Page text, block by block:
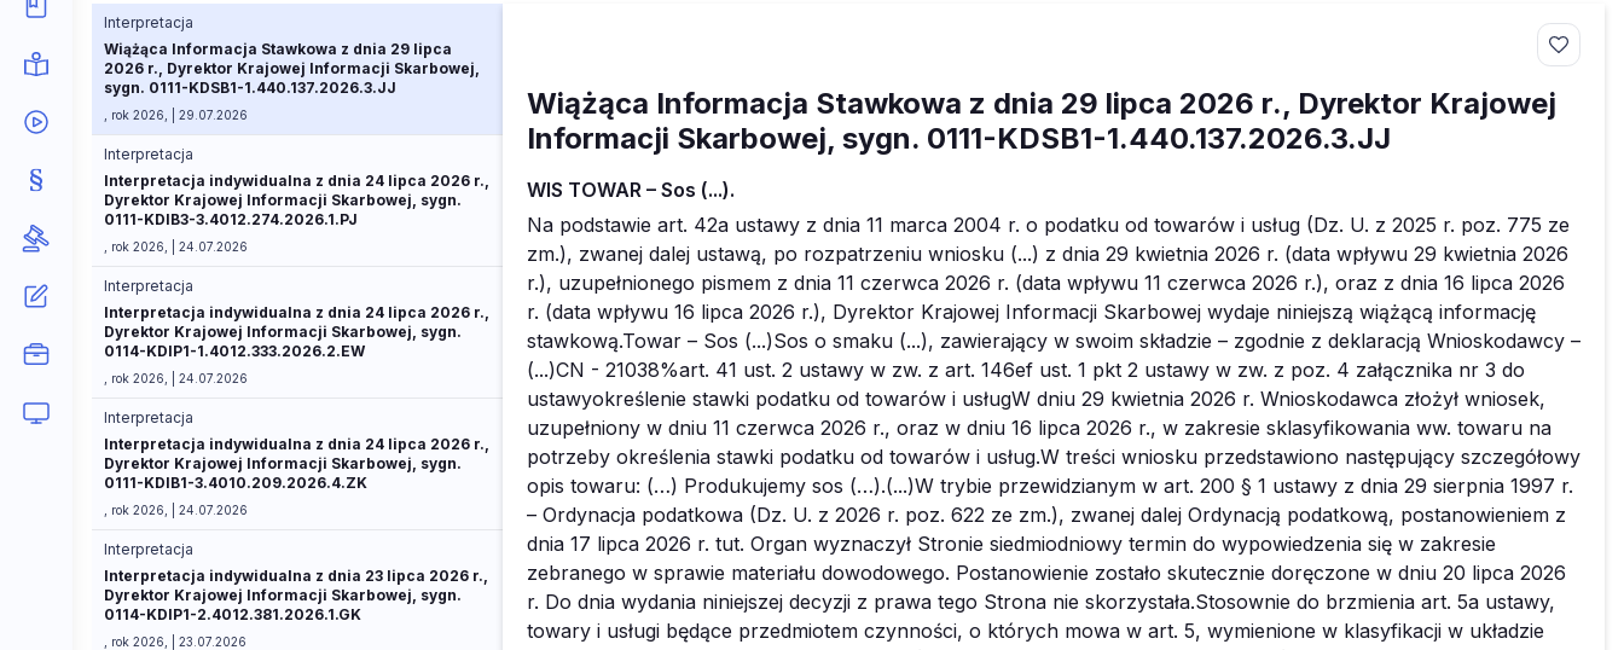
Interpretacja
Wiążąca Informacja Stawkowa z dnia 29 lipca
2026 r., Dyrektor Krajowej Informacji Skarbowej,
sygn. 0111-KDSB1-1.440.137.2026.3.JJ
, rok 2026, | 29.07.2026
Interpretacja
Interpretacja indywidualna z dnia 24 lipca 2026 r.,
Dyrektor Krajowej Informacji Skarbowej, sygn.
0111-KDIB3-3.4012.274.2026.1.PJ
, rok 2026, | 24.07.2026
Interpretacja
Interpretacja indywidualna z dnia 24 lipca 2026 r.,
Dyrektor Krajowej Informacji Skarbowej, sygn.
0114-KDIP1-1.4012.333.2026.2.EW
, rok 2026, | 24.07.2026
Interpretacja
Interpretacja indywidualna z dnia 24 lipca 2026 r.,
Dyrektor Krajowej Informacji Skarbowej, sygn.
0111-KDIB1-3.4010.209.2026.4.ZK
, rok 2026, | 24.07.2026
Interpretacja
Interpretacja indywidualna z dnia 23 lipca 2026 r.,
Dyrektor Krajowej Informacji Skarbowej, sygn.
0114-KDIP1-2.4012.381.2026.1.GK
, rok 2026, | 23.07.2026
Wiążąca Informacja Stawkowa z dnia 29 lipca 2026 r., Dyrektor Krajowej
Informacji Skarbowej, sygn. 0111-KDSB1-1.440.137.2026.3.JJ
WIS TOWAR – Sos (...).
Na podstawie art. 42a ustawy z dnia 11 marca 2004 r. o podatku od towarów i usług (Dz. U. z 2025 r. poz. 775 ze zm.), zwanej dalej ustawą, po rozpatrzeniu wniosku (...) z dnia 29 kwietnia 2026 r. (data wpływu 29 kwietnia 2026 r.), uzupełnionego pismem z dnia 11 czerwca 2026 r. (data wpływu 11 czerwca 2026 r.), oraz z dnia 16 lipca 2026 r. (data wpływu 16 lipca 2026 r.), Dyrektor Krajowej Informacji Skarbowej wydaje niniejszą wiążącą informację stawkową.Towar – Sos (...)Sos o smaku (...), zawierający w swoim składzie – zgodnie z deklaracją Wnioskodawcy – (...)CN - 21038%art. 41 ust. 2 ustawy w zw. z art. 146ef ust. 1 pkt 2 ustawy w zw. z poz. 4 załącznika nr 3 do ustawyokreślenie stawki podatku od towarów i usługW dniu 29 kwietnia 2026 r. Wnioskodawca złożył wniosek, uzupełniony w dniu 11 czerwca 2026 r., oraz w dniu 16 lipca 2026 r., w zakresie sklasyfikowania ww. towaru na potrzeby określenia stawki podatku od towarów i usług.W treści wniosku przedstawiono następujący szczegółowy opis towaru: (…) Produkujemy sos (…).(...)W trybie przewidzianym w art. 200 § 1 ustawy z dnia 29 sierpnia 1997 r. – Ordynacja podatkowa (Dz. U. z 2026 r. poz. 622 ze zm.), zwanej dalej Ordynacją podatkową, postanowieniem z dnia 17 lipca 2026 r. tut. Organ wyznaczył Stronie siedmiodniowy termin do wypowiedzenia się w zakresie zebranego w sprawie materiału dowodowego. Postanowienie zostało skutecznie doręczone w dniu 20 lipca 2026 r. Do dnia wydania niniejszej decyzji z prawa tego Strona nie skorzystała.Stosownie do brzmienia art. 5a ustawy, towary i usługi będące przedmiotem czynności, o których mowa w art. 5, wymienione w klasyfikacji w układzie odpowiadającym Nomenklaturze scalonej (CN) zgodnej z rozporządzeniem Rady (EWG) nr 2658/87 z dnia 23 lipca 1987 r. w sprawie nomenklatury taryfowej i statystycznej oraz w sprawie Wspólnej Taryfy Celnej (Dz. Urz. WE L 256 z 07.09.1987, str. 1, z późn. zm. – Dz. Urz. UE Polskie wydanie specjalne, rozdz. 2, t. 2, str. 382, z późn. zm.) lub w klasyfikacjach wydanych na podstawie przepisów o statystyce publicznej, są klasyfikowane według Nomenklatury scalonej (CN) lub klasyfikacji wydanych na podstawie przepisów o statystyce publicznej, jeżeli dla tych towarów lub usług przepisy ustawy lub przepisy wykonawcze wydane na jej podstawie powołują działy, pozycje, podpozycje lub kody Nomenklatury scalonej (CN) lub symbole klasyfikacji statystycznych. Zgodnie z art. 1 ust. 2 rozporządzenia Rady (EWG) nr 2658/87 z dnia 23 lipca 1987 r. w sprawie nomenklatury taryfowej i statystycznej oraz w sprawie Wspólnej Taryfy Celnej Nomenklatura scalona obejmuje: a) nomenklaturę Systemu Zharmonizowanego; b) wspólnotowe podpodziały do tej nomenklatury nazywane „podpozycjami CN” w tych przypadkach, gdy określona jest odpowiadająca stawka celna; c) przepisy wstępne, dodatkowe uwagi do sekcji lub działów oraz przypisy odnoszące się do podpozycji CN. Jednolitemu stosowaniu zarówno Systemu Zharmonizowanego (HS), jak i Nomenklatury scalonej (CN) służą Noty wyjaśniające. Klasyfikacja towarów w Nomenklaturze scalonej podlega regułom zawartym w Ogólnych regułach interpretacji Nomenklatury scalonej zapewniającym jednolitą interpretację, co oznacza, że dany towar jest zawsze klasyfikowany do jednego i tego samego działu, pozycji i podpozycji z wyłączeniem wszelkich innych, które mogłyby być brane pod uwagę. Reguła 1. Ogólnych reguł interpretacji Nomenklatury scalonej (ORINS) wskazuje, że tytuły sekcji, działów i poddziałów mają znaczenie wyłącznie orientacyjne. Dla celów prawnych klasyfikację towarów ustala się zgodnie z brzmieniem pozycji i uwag do sekcji lub działów oraz zgodnie z Ogólnymi regułami interpretacji Nomenklatury scalonej.Zgodnie z tytułem działu 21 Nomenklatury scalonej, dział ten obejmuje „Różne przetwory spożywcze”. Natomiast pozycja CN 2103 obejmuje „Sosy i preparaty do nich; zmieszane przyprawy i zmieszane przyprawy korzenne; mąka i mączka, z gorczycy oraz gotowa musztarda”.Z Not wyjaśniających do HS do pozycji CN 2103 wynika:„(A) SOSY I PREPARATY DO NICH; ZMIESZANE PRZYPRAWY I ZMIESZANE PRZYPRAWY KORZENNE.Niniejsza pozycja obejmuje przetwory, generalnie bardzo pikantne, stosowane do przyprawiania pewnych potraw (mięsa, ryb, sałatek itd.) i otrzymane z różnego rodzaju składników (jaj, warzyw, mięsa, owoców, mąki, skrobi, oleju, octu, cukru, przypraw korzennych, gorczycy, aromatów itd.). Sosy generalnie występują w postaci płynnej, natomiast preparaty do nich są zwykle w postaci proszku, do którego wystarczy dodać tylko mleko, wodę itd., aby otrzymać sos.Sosy zazwyczaj dodaje się do żywności w trakcie gotowania lub przy podawaniu. Sosy nadają smak, nawilżają i tworzą kontrast pod względem konsystencji i koloru. Mogą także służyć za nośnik dla żywności, np. sos velouté do kurczaka. Przyprawy w płynie (sos sojowy, ostry sos paprykowy, sos rybny) są stosowane zarówno jako składniki dodawane podczas gotowania, jak i przyprawy stawiane na stole.Pozycja ta obejmuje także pewne przetwory bazujące na warzywach lub owocach, głównie w formie płynów, emulsji lub zawiesin, czasem zawierające widoczne kawałki warzyw lub owoców. Przetwory te różnią się od przetworzonych lub zakonserwowanych warzyw i owoców objętych działem 20 tym, że są używane jako sosy, tzn. jako dodatki do żywności lub podczas przygotowywania pewnych posiłków, ale nie są przeznaczone do spożywania jako takie.(…)Przykładami produktów objętych niniejszą pozycją są: majonezy, sosy sałatkowe typu dressing, sosy Béarnaise, bolognaise (składające się z rozdrobnionego mięsa, przecieru pomidorowego, przypraw itd.), sosy sojowe, sosy grzybowe, sos Worcester (generalnie zrobiony na bazie gęstego sosu sojowego z domieszką przypraw w occie, z dodatkiem soli, cukru, karmelu i musztardy), ketchup pomidorowy (przetwór otrzymany z przecieru pomidorowego, cukru, octu, soli i przypraw) i inne sosy pomidorowe, sól selerowa (mieszanina soli kuchennej i drobno zmielonych nasion selera), pewne mieszanki przypraw do produkcji kiełbas i produkty objęte działem 22. (inne niż produkty objęte pozycją 2209) przygotowane do celów kulinarnych i niezdatne do konsumpcji jako napoje (np. wino i koniak, do celów kulinarnych) (…)”.Natomiast Noty wyjaśniające do Nomenklatury scalonej do pozycji CN 2103 stanowią:„Pozycja ta obejmuje również produkty przedstawiane jako słodkie sosy o różnorodnych smakach (np. karmelowy), o ile nie są objęte bardziej specyficzną pozycją (np. sosy zawierające kakao objęte pozycją 1806 albo aromatyzowane lub barwione syropy cukrowe objęte pozycją 2106). Mogą być one wykorzystywane m.in. jako sosy deserowe lub polewy (np. na lody lub puddingi)”.Uwzględniając powyższe, przedmiotowy towar: „Sos (...)” spełnia kryteria i posiada właściwości dla towarów objętych pozycją 2103 Nomenklatury scalonej (CN). Klasyfikacja towaru do tej pozycji jest zgodna z ww. postanowieniami reguły 1. Ogólnych reguł interpretacji Nomenklatury scalonej.W myśl art. 41 ust. 1 ustawy, stawka podatku wynosi 22%, z zastrzeżeniem ust. 2-12c, art. 83, art. 119 ust. 7, art. 120 ust. 2 i 3, art. 122 i art. 129 ust. 1. Z kolei, na mocy art. 41 ust. 2 ustawy, dla towarów i usług wymienionych w załączniku nr 3 do ustawy, innych niż klasyfikowane według Polskiej Klasyfikacji Wyrobów i Usług w grupowaniu usługi związane z wyżywieniem (PKWiU 56), stawka podatku wynosi 7%, z zastrzeżeniem art. 114 ust. 1 i art. 138i ust. 4.Według art. 146ef ust. 1 pkt 1 i 2 ustawy, w okresie od dnia 1 stycznia 2024 r. do końca roku, w którym suma wydatków wymienionych w art. 40 ust. 1 pkt 2 ustawy z dnia 11 marca 2022 r. o obronie Ojczyzny (Dz. U. z 2024 r. poz. 248, z późn. zm.) określonych na ten rok w ustawie budżetowej, w brzmieniu obowiązującym na dzień 31 lipca tego roku, oraz planie finansowym Funduszu Wsparcia Sił Zbrojnych przedłożonym zgodnie z art. 42 ust. 4 ustawy z dnia 11 marca 2022 r. o obronie Ojczyzny albo projekcie tego planu przedstawionym do zatwierdzenia Ministrowi Obrony Narodowej zgodnie z art. 42 ust. 2 i 3 tej ustawy, jeżeli plan ten nie został przedłożony zgodnie z art. 42 ust. 4 tej ustawy, po wyłączeniu planowanych przepływów finansowych w ramach tej sumy wydatków, jest wyższa niż 3% wartości produktu krajowego brutto określonego zgodnie z art. 40 ust. 2 tej ustawy:1) stawka podatku, o której mowa w art. 41 ust. 1 i 13, art. 109 ust. 2, art. 110, art. 120 ust. 3a i art. 138i ust. 4, wynosi 23%;2) stawka podatku, o której mowa w art. 41 ust. 2, art. 120 ust. 2 i 3 oraz tytule załącznika nr 3 do ustawy, wynosi 8%.W załączniku nr 3 do ustawy, zawierającym wykaz towarów i usług opodatkowanych stawką podatku w wysokości 8%, w pozycji 4 wskazano CN 2103 „Sosy i preparaty do nich; zmieszane przyprawy i zmieszane przyprawy korzenne; mąka i mączka, z gorczycy oraz gotowa musztarda”.W związku z powyższym, ponieważ opisany we wniosku towar: „Sos (...)” klasyfikowany jest do pozycji 2103 Nomenklatury scalonej (CN), jego dostawa, import lub wewnątrzwspólnotowe nabycie podlega opodatkowaniu stawką podatku od towarów i usług w wysokości 8%, na podstawie art. 41 ust. 2 ustawy w zw. z art. 146ef ust. 1 pkt 2 ustawy w zw. z poz. 4 załącznika nr 3 do ustawy.Niniejsza WIS jest ważna, jeśli w przedmiotowej sprawie nie ma zastosowania zwolnienie podmiotowe lub przedmiotowe od podatku od towarów i usług. W zakresie wyeliminowania lub zastosowania zwolnienia Wnioskodawca może zwrócić się o interpretację indywidualną do Dyrektora Krajowej Informacji Skarbowej, ul. Warszawska 5, 43-300 Bielsko-Biała.Podmiot, na rzecz którego wydano WIS, może ją stosować wyłącznie do towarów tożsamych pod każdym względem z towarem będącym przedmiotem niniejszej decyzji.Niniejsza WIS wiąże, z zastrzeżeniem art. 42c ust. 2-2d ustawy, organy podatkowe wobec podmiotu, dla którego została wydana, oraz ten podmiot, w odniesieniu do towaru będącego jej przedmiotem, który zostanie sprzedany, zaimportowany lub wewnątrzwspólnotowo nabyty w okresie ważności WIS (art. 42c ust. 1 pkt 1 ustawy), z wyjątkiem następujących przypadków:- podmiot ten złoż